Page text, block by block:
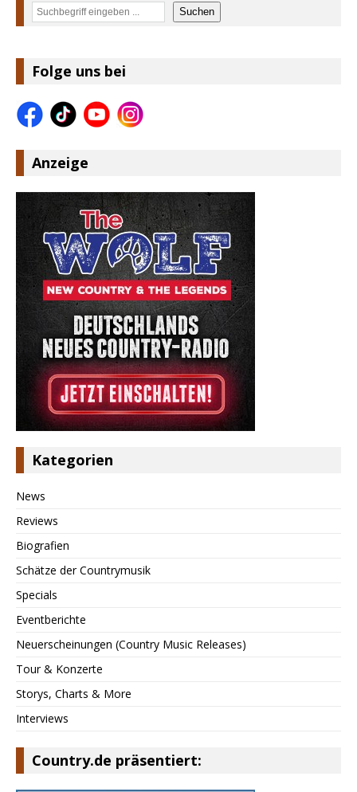
Suchen Suchen
Folge uns bei
Anzeige
Kategorien
News
Reviews
Biografien
Schätze der Countrymusik
Specials
Eventberichte
Neuerscheinungen (Country Music Releases)
Tour & Konzerte
Storys, Charts & More
Interviews
Country.de präsentiert: